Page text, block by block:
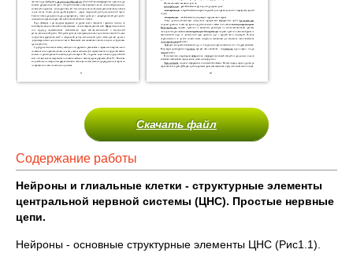
Скачать файл
Содержание работы
Нейроны и глиальные клетки - структурные элементы
центральной нервной системы (ЦНС). Простые нервные
цепи.
Нейроны - основные структурные элементы ЦНС (Рис1.1).